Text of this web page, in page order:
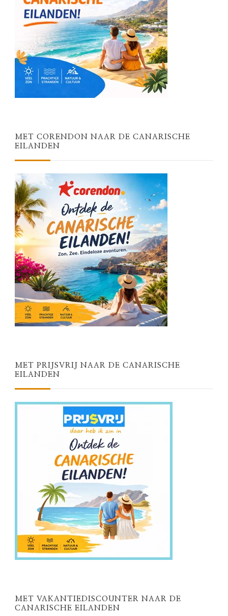
MET CORENDON NAAR DE CANARISCHE
EILANDEN
MET PRIJSVRIJ NAAR DE CANARISCHE
EILANDEN
MET VAKANTIEDISCOUNTER NAAR DE
CANARISCHE EILANDEN